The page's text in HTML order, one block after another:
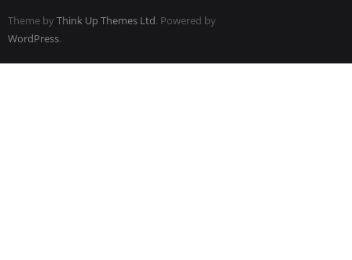
Theme by Think Up Themes Ltd. Powered by
WordPress.